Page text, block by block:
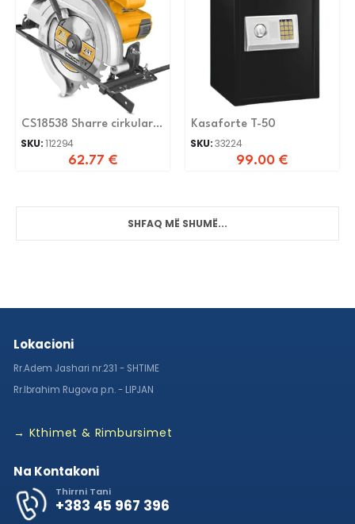
CS18538 Sharre cirkular
1400W 185mm
SKU:112294
62.77 €
Kasaforte T-50
SKU:33224
99.00 €
SHFAQ MË SHUMË...
Lokacioni
Rr.Adem Jashari nr.231 - SHTIME
Rr.Ibrahim Rugova p.n. - LIPJAN
→ Kthimet & Rimbursimet
Na Kontakoni
Thirrni Tani
+383 45 967 396